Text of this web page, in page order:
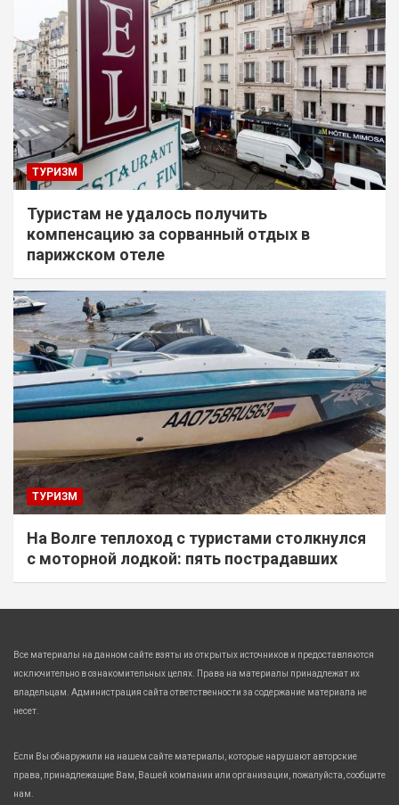
ТУРИЗМ
Туристам не удалось получить
компенсацию за сорванный отдых в
парижском отеле
ТУРИЗМ
На Волге теплоход с туристами столкнулся
с моторной лодкой: пять пострадавших
Все материалы на данном сайте взяты из открытых источников и предоставляются
исключительно в ознакомительных целях. Права на материалы принадлежат их
владельцам. Администрация сайта ответственности за содержание материала не
несет.
Если Вы обнаружили на нашем сайте материалы, которые нарушают авторские
права, принадлежащие Вам, Вашей компании или организации, пожалуйста, сообщите
нам.